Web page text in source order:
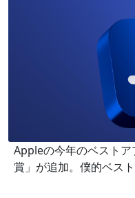
Appleの今年のベストア
賞」が追加。僕的ベス